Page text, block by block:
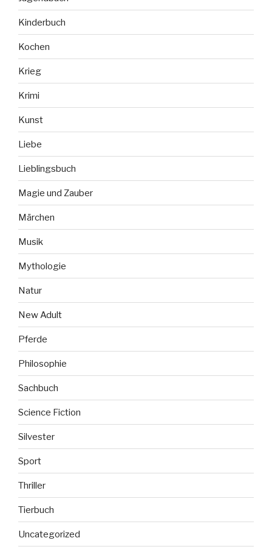
Kinderbuch
Kochen
Krieg
Krimi
Kunst
Liebe
Lieblingsbuch
Magie und Zauber
Märchen
Musik
Mythologie
Natur
New Adult
Pferde
Philosophie
Sachbuch
Science Fiction
Silvester
Sport
Thriller
Tierbuch
Uncategorized